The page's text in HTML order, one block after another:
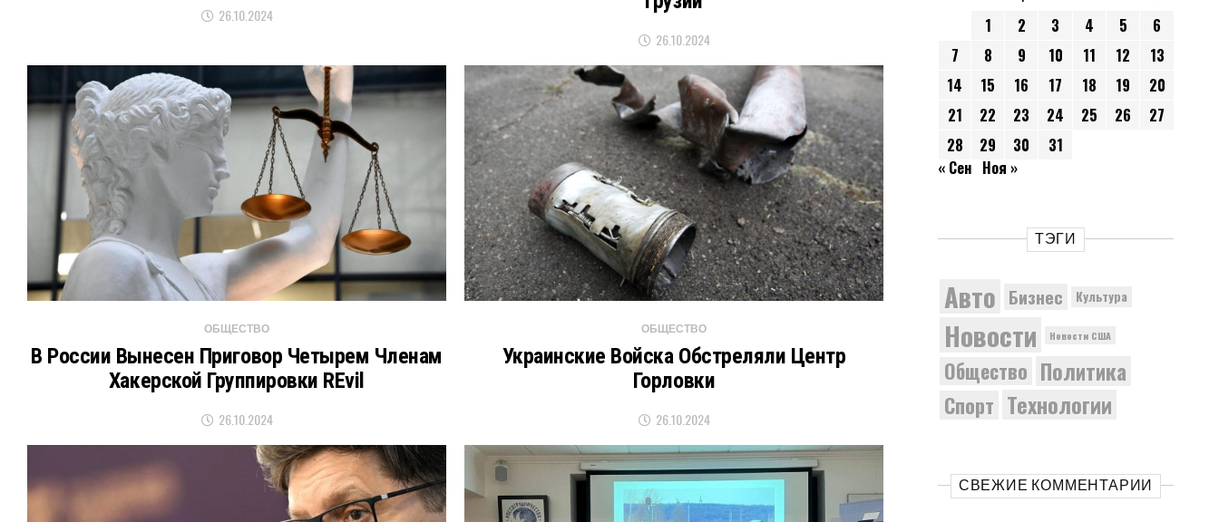
26.10.2024
26.10.2024
ОБЩЕСТВО
В России Вынесен Приговор Четырем Членам
Хакерской Группировки REvil
26.10.2024
ОБЩЕСТВО
Украинские Войска Обстреляли Центр
Горловки
26.10.2024
1 2 3 4 5
6
7
8 9 10 11 12
13
14
15 16 17 18 19
20
21
22 23 24 25 26
27
28
29 30
31
« Сен Ноя »
ТЭГИ
Авто Бизнес Культура
Новости Новости США
Общество Политика
Спорт Технологии
СВЕЖИЕ КОММЕНТАРИИ